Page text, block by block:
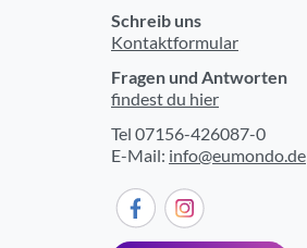
Schreib uns
Kontaktformular
Fragen und Antworten
findest du hier
Tel 07156-426087-0
E-Mail: info@eumondo.de